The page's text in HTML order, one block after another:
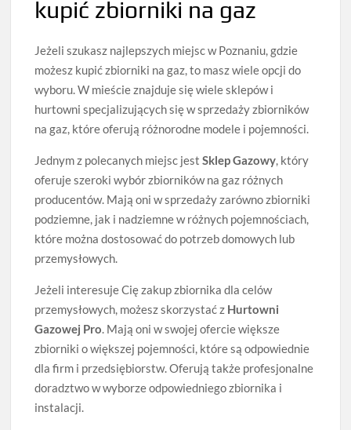
kupić zbiorniki na gaz
Jeżeli szukasz najlepszych miejsc w Poznaniu, gdzie
możesz kupić zbiorniki na gaz, to masz wiele opcji do
wyboru. W mieście znajduje się wiele sklepów i
hurtowni specjalizujących się w sprzedaży zbiorników
na gaz, które oferują różnorodne modele i pojemności.
Jednym z polecanych miejsc jestSklep Gazowy, który
oferuje szeroki wybór zbiorników na gaz różnych
producentów. Mają oni w sprzedaży zarówno zbiorniki
podziemne, jak i nadziemne w różnych pojemnościach,
które można dostosować do potrzeb domowych lub
przemysłowych.
Jeżeli interesuje Cię zakup zbiornika dla celów
przemysłowych, możesz skorzystać z Hurtowni
Gazowej Pro. Mają oni w swojej ofercie większe
zbiorniki o większej pojemności, które są odpowiednie
dla firm i przedsiębiorstw. Oferują także profesjonalne
doradztwo w wyborze odpowiedniego zbiornika i
instalacji.